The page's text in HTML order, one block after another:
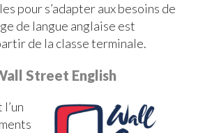
pour s’adapter aux besoins de
de langue anglaise est
de la classe terminale.
Street English